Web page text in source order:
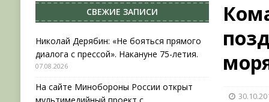
[ 04.08.2026 ] Район плавания – неограничен
[ 04.08.2026 ]
О признании ряда украинских
НОВОСТИ
[ 31.07.2026 ] АВГУСТ В ВОЕННОЙ ИСТОРИИ
[ 07.08.2026 ]
Николай Дерябин: «Не бояться
СВЕЖИЕ ЗАПИСИ
Николай Дерябин: «Не бояться прямого
диалога с прессой». Накануне 75-летия.
07.08.2026
На сайте Минобороны России открыт